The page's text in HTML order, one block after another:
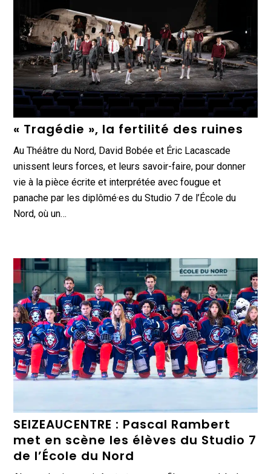
« Tragédie », la fertilité des ruines
Au Théâtre du Nord, David Bobée et Éric Lacascade
unissent leurs forces, et leurs savoir-faire, pour donner
vie à la pièce écrite et interprétée avec fougue et
panache par les diplômé·es du Studio 7 de l’École du
Nord, où un…
SEIZEAUCENTRE : Pascal Rambert
met en scène les élèves du Studio 7
de l’École du Nord